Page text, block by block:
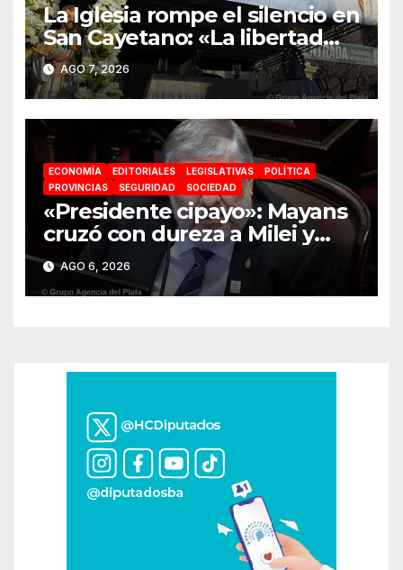
La Iglesia rompe el silencio en
San Cayetano: «La libertad
económica no puede ser
absoluta»
AGO 7, 2026
ECONOMÍA EDITORIALES LEGISLATIVAS
POLÍTICA
PROVINCIAS
SEGURIDAD SOCIEDAD
«Presidente cipayo»: Mayans
cruzó con dureza a Milei y
advirtió sobre un juicio
político por traición a la Patria
AGO 6, 2026